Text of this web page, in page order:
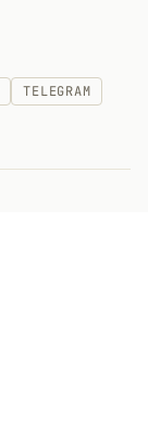
TELEGRAM